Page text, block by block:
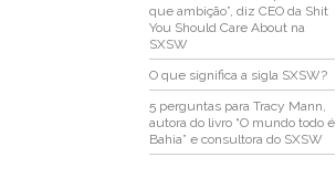
que ambição”, diz CEO da Shit
You Should Care About na
SXSW
O que significa a sigla SXSW?
5 perguntas para Tracy Mann,
autora do livro “O mundo todo é
Bahia” e consultora do SXSW